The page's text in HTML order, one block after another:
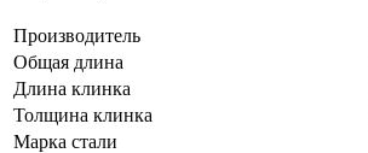
Производитель
Общая длина
Длина клинка
Толщина клинка
Марка стали